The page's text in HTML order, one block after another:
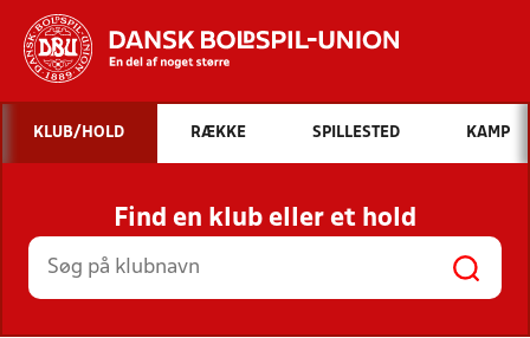
Hvad vil du søge efter?
INDHOLD OG NYHEDER
STILLINGER, RESULTATER, KLUBBER OG
HOLD
KLUB/HOLD RÆKKE SPILLESTED KAMP
Find en klub eller et hold